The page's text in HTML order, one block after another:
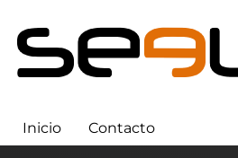
Inicio Contacto